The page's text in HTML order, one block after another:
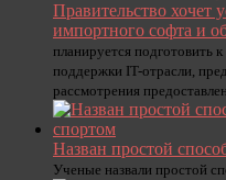
Правительство хочет
импортного софта и
планируется подготовить
поддержки IT-отрасли,
рассмотрения
Назван простой
Ученые назвали простой